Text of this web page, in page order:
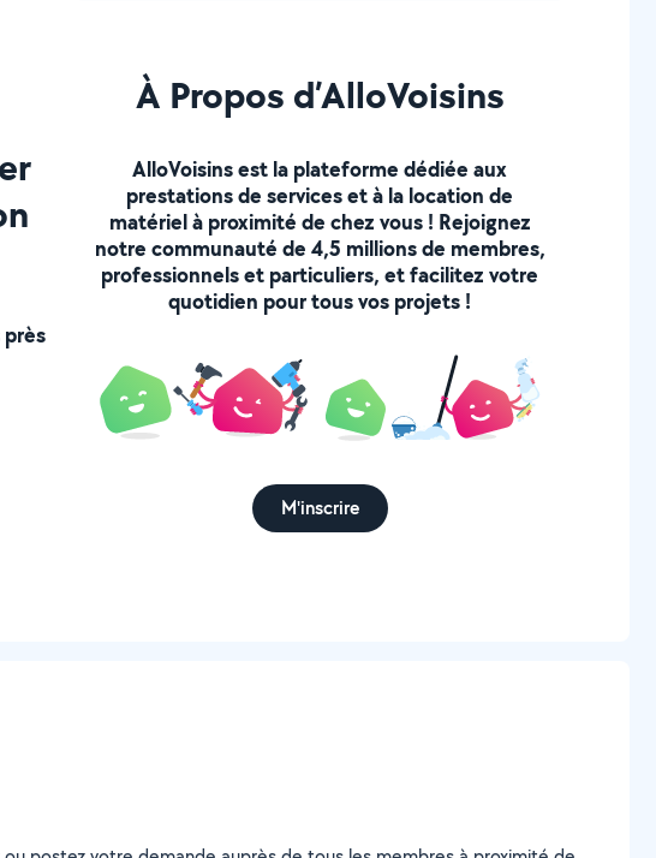
À Propos d’AlloVoisins
AlloVoisins est la plateforme dédiée aux
prestations de services et à la location de
matériel à proximité de chez vous ! Rejoignez
notre communauté de 4,5 millions de membres,
professionnels et particuliers, et facilitez votre
quotidien pour tous vos projets !
M'inscrire